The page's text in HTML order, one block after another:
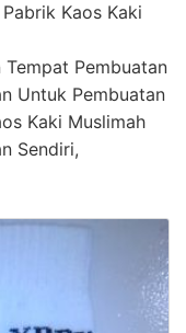
Kaos Kaki
Pembuatan
Untuk Pembuatan
Kaki Muslimah
Sendiri,